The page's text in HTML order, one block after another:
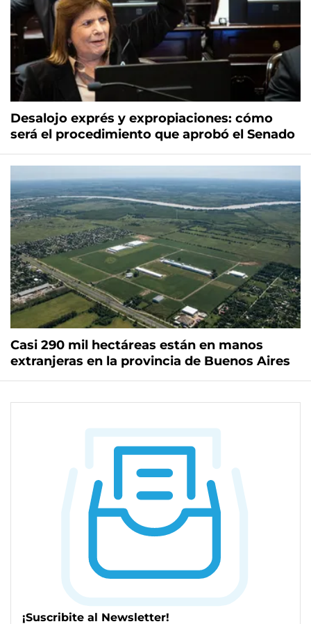
Desalojo exprés y expropiaciones: cómo
será el procedimiento que aprobó el Senado
Casi 290 mil hectáreas están en manos
extranjeras en la provincia de Buenos Aires
¡Suscribite al Newsletter!